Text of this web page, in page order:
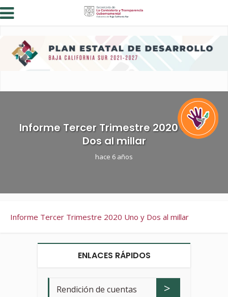
Informe Tercer Trimestre 2020 Uno y
Dos al millar
hace 6 años
Informe Tercer Trimestre 2020 Uno y Dos al millar
ENLACES RÁPIDOS
Rendición de cuentas >